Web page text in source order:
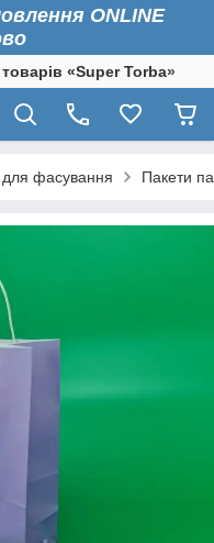
ONLINE
«Super Torba»
для фасування Пакети